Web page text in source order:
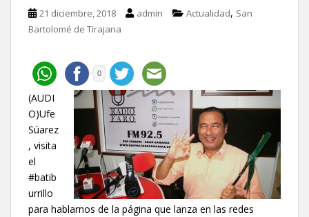
21 diciembre, 2018 admin Actualidad, San
Bartolomé de Tirajana
0
(AUDI
O)Ufe
Súarez
, visita
el
#batib
urrillo
para hablarnos de la página que lanza en las redes